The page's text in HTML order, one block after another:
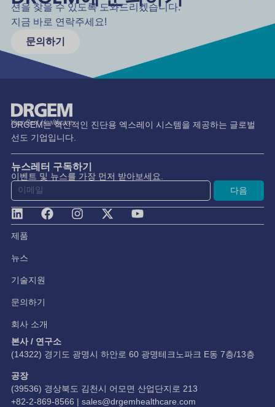
션을 찾을 수 있도록 도와드리겠습니다.
지금 바로 연락주세요!
문의하기
DRGEM는 혁신적인 진단용 엑스레이 시스템을 제공하는 글로벌
선도 기업입니다.
뉴스레터 구독하기
이벤트 및 뉴스를 가장 먼저 받아보세요.
다음
제품
뉴스
기술지원
문의하기
회사 소개
본사 / 연구소
(14322) 경기도 광명시 하안로 60 광명테크노파크 E동 7층/13층
공장
(39536) 경상북도 김천시 어모면 산업단지로 213
+82-2-869-8566 | sales@drgemhealthcare.com